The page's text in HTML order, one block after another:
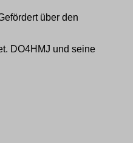
über den
DO4HMJ und seine